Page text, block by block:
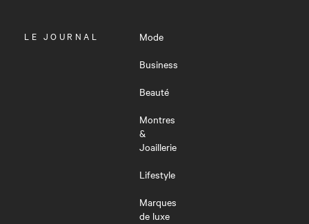
OUVRIR
LE JOURNAL
Mode
Business
Beauté
Montres
&
Joaillerie
Lifestyle
Marques
de luxe